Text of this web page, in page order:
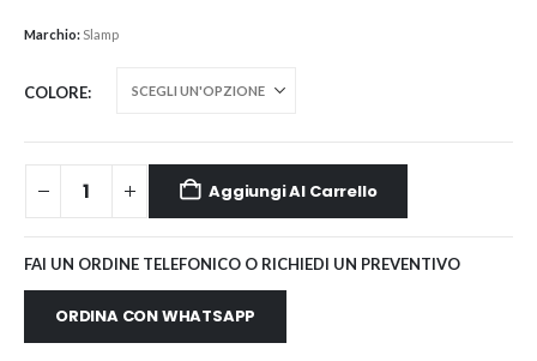
Marchio: Slamp
COLORE
Aggiungi Al Carrello
FAI UN ORDINE TELEFONICO O RICHIEDI UN PREVENTIVO
ORDINA CON WHATSAPP